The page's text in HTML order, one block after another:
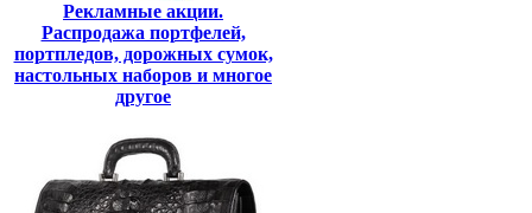
Рекламные акции.
Распродажа портфелей,
портпледов, дорожных сумок,
настольных наборов и многое
другое